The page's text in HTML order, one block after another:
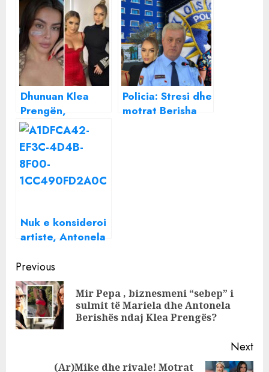
Dhunuan Klea
Prengën,
vetëdorëzohen
në polici motrat
Antonela dhe
Marinela Berisha
Policia: Stresi dhe
motrat Berisha
Nuk e konsideroi
artiste, Antonela
përgjigjet Big
Mamës: Je tip vari
l*shtë
Continue
Reading
Previous
Mir Pepa , biznesmeni “sebep” i
sulmit të Mariela dhe Antonela
Berishës ndaj Klea Prengës?
Next
(Ar)Mike dhe rivale! Motrat